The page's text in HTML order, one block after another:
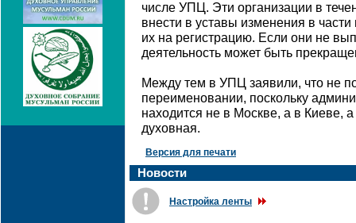
числе УПЦ. Эти организации в
внести в уставы изменения в
их на регистрацию. Если они не
деятельность может быть
Между тем в УПЦ заявили, что не
переименовании, поскольку
находится не в Москве, а в Киеве,
духовная.
Версия для печати
Новости
Настройка ленты